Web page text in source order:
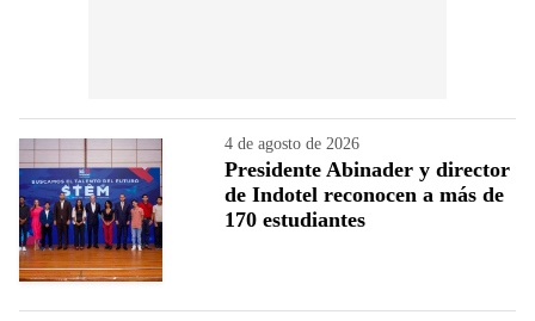
4 de agosto de 2026
Presidente Abinader y director
de Indotel reconocen a más de
170 estudiantes